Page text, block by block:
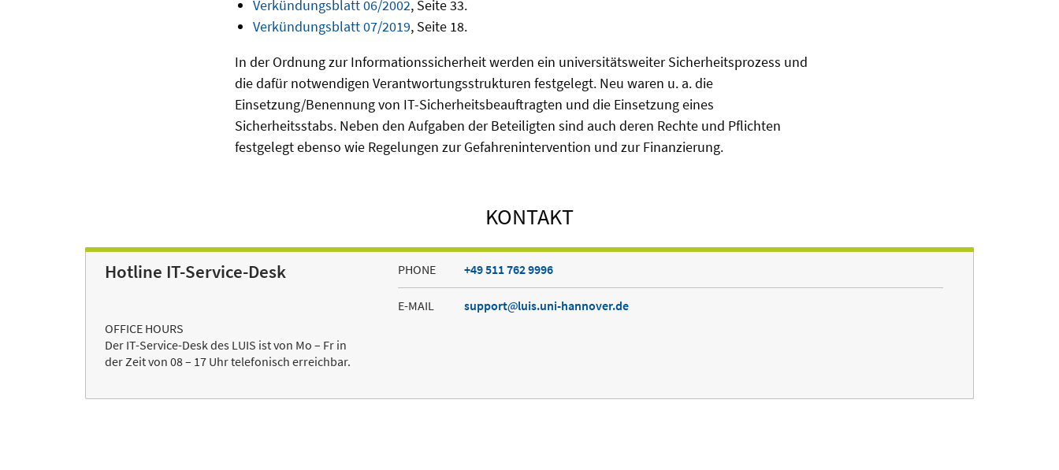
Verkündungsblatt 06/2002, Seite 33.
Verkündungsblatt 07/2019, Seite 18.
In der Ordnung zur Informationssicherheit werden ein universitätsweiterSicherheitsprozess und
die dafür notwendigen Verantwortungsstrukturen festgelegt. Neu waren u. a. die
Einsetzung/Benennung von IT-Sicherheitsbeauftragten und die Einsetzung eines
Sicherheitsstabs. Neben den Aufgaben der Beteiligten sind auch deren Rechte und Pflichten
festgelegt ebenso wie Regelungen zur Gefahrenintervention und zur Finanzierung.
KONTAKT
Hotline IT-Service-Desk
OFFICE HOURS
Der IT-Service-Desk des LUIS ist von Mo – Fr in
der Zeit von 08 – 17 Uhr telefonisch erreichbar.
PHONE +49 511 762 9996
E-MAIL support luis.uni-hannover.de